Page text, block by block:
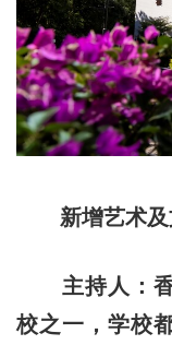
新增艺术及
主持人：香
校之一，学校